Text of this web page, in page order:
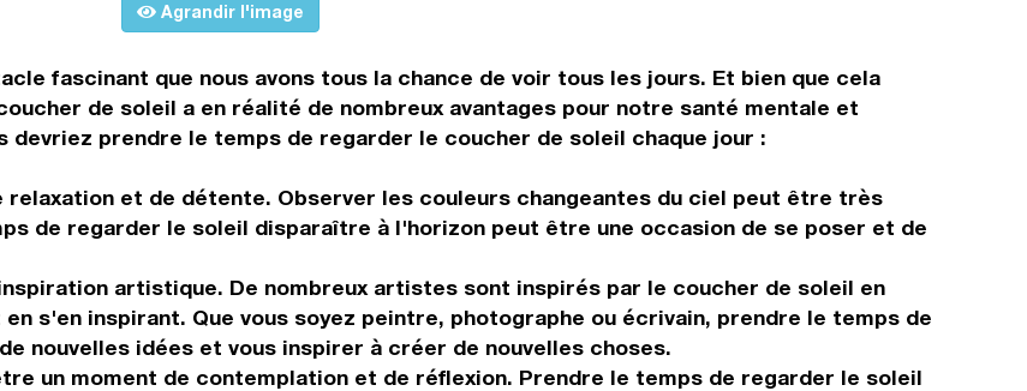
Agrandir l'image
fascinant que nous avons tous la chance de voir tous les jours. Et bien que cela
de soleil a en réalité de nombreux avantages pour notre santé mentale et
devriez prendre le temps de regarder le coucher de soleil chaque jour :
et de détente. Observer les couleurs changeantes du ciel peut être très
de regarder le soleil disparaître à l'horizon peut être une occasion de se poser et de
artistique. De nombreux artistes sont inspirés par le coucher de soleil en
s'en inspirant. Que vous soyez peintre, photographe ou écrivain, prendre le temps de
nouvelles idées et vous inspirer à créer de nouvelles choses.
un moment de contemplation et de réflexion. Prendre le temps de regarder le soleil